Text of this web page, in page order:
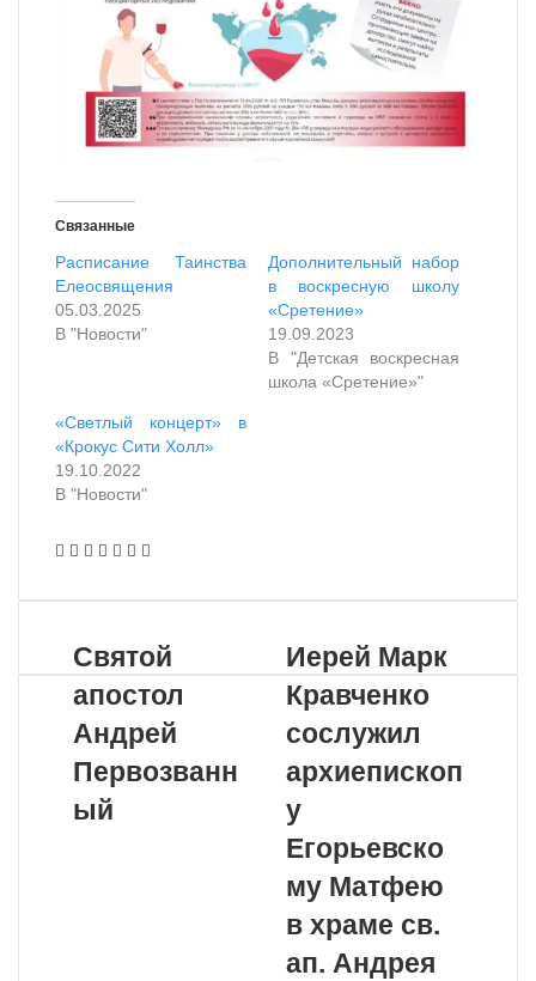
Связанные
Расписание Таинства
Елеосвящения
05.03.2025
В "Новости"
Дополнительный набор
в воскресную школу
«Сретение»
19.09.2023
В "Детская воскресная
школа «Сретение»"
«Светлый концерт» в
«Крокус Сити Холл»
19.10.2022
В "Новости"
VKontakte
Odnoklassniki
WhatsApp
Telegram
ViberПоделиться
почте
Святой
апостол
Андрей
Первозванн
ый
Иерей Марк
Кравченко
сослужил
архиепископ
у
Егорьевско
му Матфею
в храме св.
ап. Андрея